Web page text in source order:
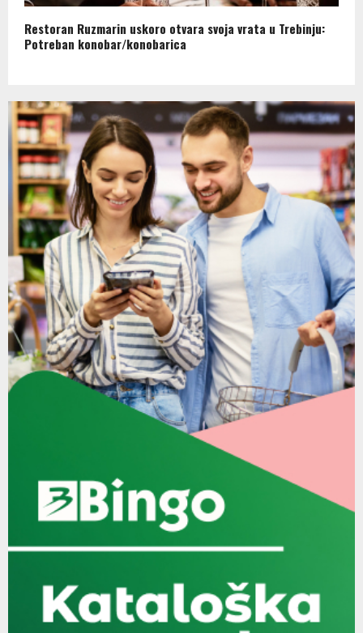
Restoran Ruzmarin uskoro otvara svoja vrata u Trebinju:
Potreban konobar/konobarica